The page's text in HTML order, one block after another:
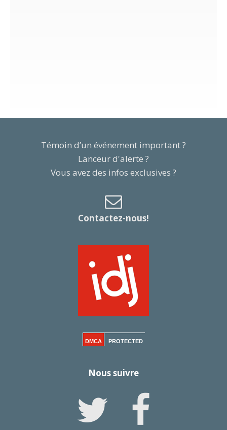
Témoin d’un événement important ?
Lanceur d'alerte ?
Vous avez des infos exclusives ?
Contactez-nous!
DMCA PROTECTED
Nous suivre